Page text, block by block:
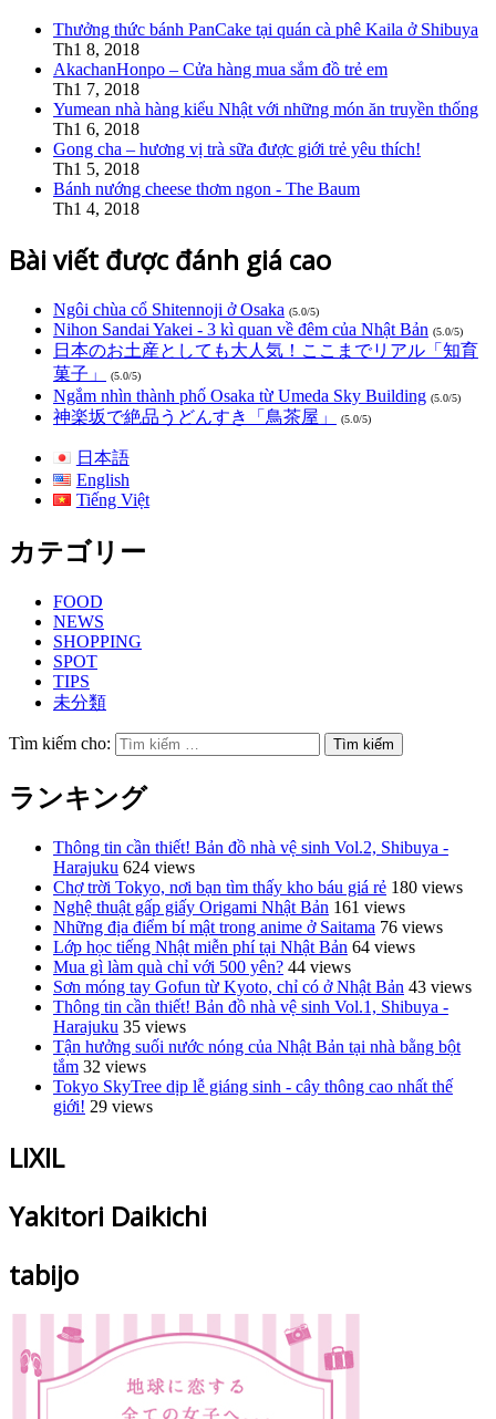
Thưởng thức bánh PanCake tại quán cà phê Kaila ở Shibuya
Th1 8, 2018
AkachanHonpo – Cửa hàng mua sắm đồ trẻ em
Th1 7, 2018
Yumean nhà hàng kiểu Nhật với những món ăn truyền thống
Th1 6, 2018
Gong cha – hương vị trà sữa được giới trẻ yêu thích!
Th1 5, 2018
Bánh nướng cheese thơm ngon - The Baum
Th1 4, 2018
Bài viết được đánh giá cao
Ngôi chùa cổ Shitennoji ở Osaka (5.0/5)
Nihon Sandai Yakei - 3 kì quan về đêm của Nhật Bản (5.0/5)
日本のお土産としても大人気！ここまでリアル「知育
菓子」
(5.0/5)
Ngắm nhìn thành phố Osaka từ Umeda Sky Building (5.0/5)
神楽坂で絶品うどんすき「鳥茶屋」 (5.0/5)
日本語
English
Tiếng Việt
カテゴリー
FOOD
NEWS
SHOPPING
SPOT
TIPS
未分類
Tìm kiếm cho:
ランキング
Thông tin cần thiết! Bản đồ nhà vệ sinh Vol.2, Shibuya -
Harajuku 624 views
Chợ trời Tokyo, nơi bạn tìm thấy kho báu giá rẻ 180 views
Nghệ thuật gấp giấy Origami Nhật Bản 161 views
Những địa điểm bí mật trong anime ở Saitama 76 views
Lớp học tiếng Nhật miễn phí tại Nhật Bản 64 views
Mua gì làm quà chỉ với 500 yên? 44 views
Sơn móng tay Gofun từ Kyoto, chỉ có ở Nhật Bản 43 views
Thông tin cần thiết! Bản đồ nhà vệ sinh Vol.1, Shibuya -
Harajuku 35 views
Tận hưởng suối nước nóng của Nhật Bản tại nhà bằng bột
tắm 32 views
Tokyo SkyTree dịp lễ giáng sinh - cây thông cao nhất thế
giới! 29 views
LIXIL
Yakitori Daikichi
tabijo